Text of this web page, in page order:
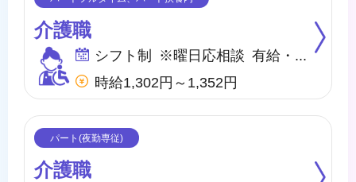
介護職
時給1,302円～1,352円
介護職